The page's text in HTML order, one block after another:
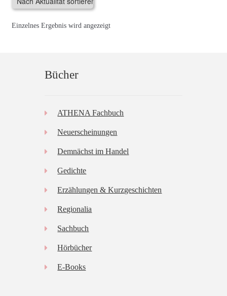
Einzelnes Ergebnis wird angezeigt
Bücher
ATHENA Fachbuch
Neuerscheinungen
Demnächst im Handel
Gedichte
Erzählungen & Kurzgeschichten
Regionalia
Sachbuch
Hörbücher
E-Books